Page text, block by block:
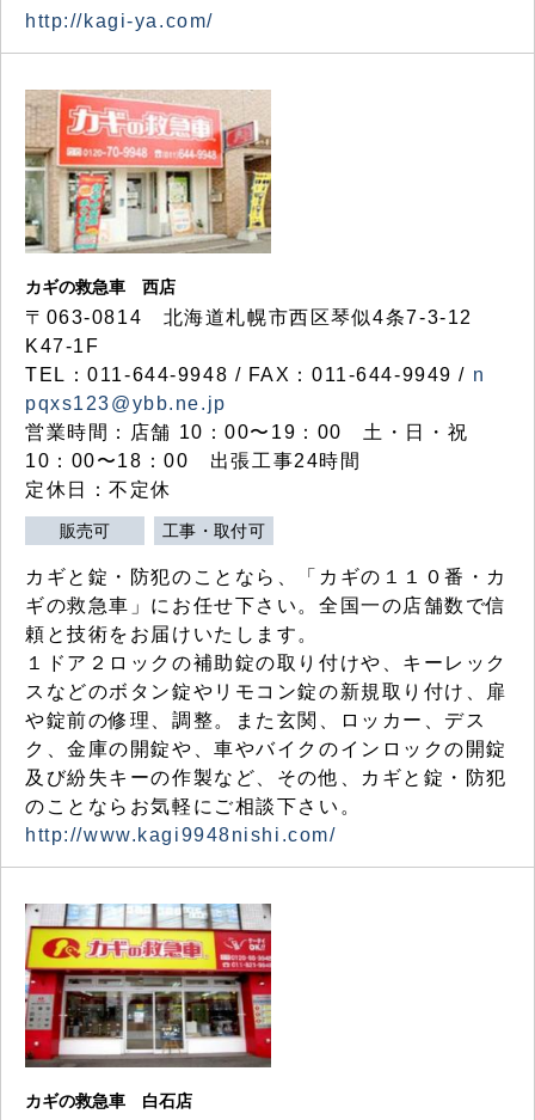
http://kagi-ya.com/
カギの救急車 西店
〒063-0814 北海道札幌市西区琴似4条7-3-12
K47-1F
TEL：011-644-9948 / FAX：011-644-9949 / n
pqxs123@ybb.ne.jp
営業時間：店舗 10：00〜19：00 土・日・祝
10：00〜18：00 出張工事24時間
定休日：不定休
販売可 工事・取付可
カギと錠・防犯のことなら、「カギの１１０番・カ
ギの救急車」にお任せ下さい。全国一の店舗数で信
頼と技術をお届けいたします。
１ドア２ロックの補助錠の取り付けや、キーレック
スなどのボタン錠やリモコン錠の新規取り付け、扉
や錠前の修理、調整。また玄関、ロッカー、デス
ク、金庫の開錠や、車やバイクのインロックの開錠
及び紛失キーの作製など、その他、カギと錠・防犯
のことならお気軽にご相談下さい。
http://www.kagi9948nishi.com/
カギの救急車 白石店